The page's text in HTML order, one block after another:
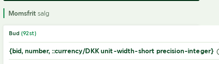
Momsfrit salg
Bud (92st)
{bid, number, ::currency/DKK unit-width-short precision-integer}